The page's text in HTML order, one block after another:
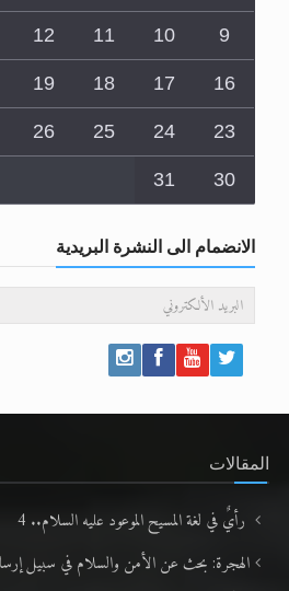
9
10
11
12
16
17
18
19
23
24
25
26
30
31
الانضمام الى النشرة البريدية
المقالات
رأيٌ في لغة المسيح الموعود عليه السلام.. 4
الهجرة: بحث عن الأمن والسلام في سبيل